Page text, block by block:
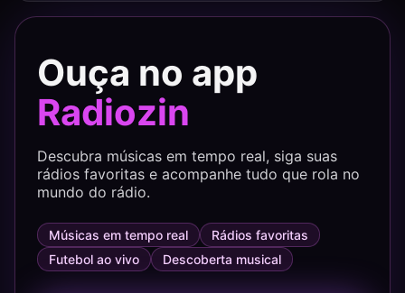
Ouça no app
Radiozin
Descubra músicas em tempo real, siga suas
rádios favoritas e acompanhe tudo que rola no
mundo do rádio.
Músicas em tempo real
Rádios favoritas
Futebol ao vivo
Descoberta musical